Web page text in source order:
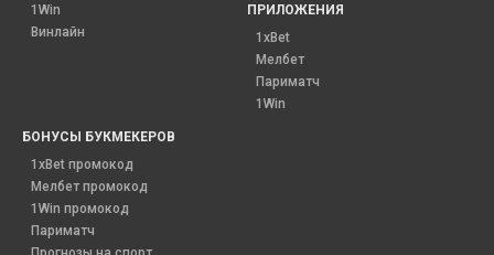
1Win
Винлайн
ПРИЛОЖЕНИЯ
1xBet
Мелбет
Париматч
1Win
БОНУСЫ БУКМЕКЕРОВ
1xBet промокод
Мелбет промокод
1Win промокод
Париматч